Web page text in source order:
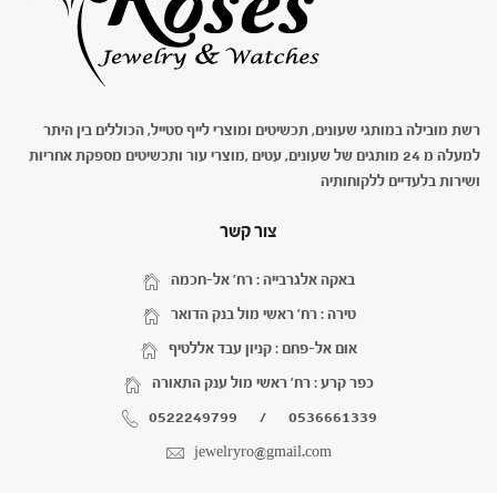
רשת מובילה במותגי שעונים, תכשיטים ומוצרי לייף סטייל, הכוללים בין היתר
למעלה מ 24 מותגים של שעונים, עטים ,מוצרי עור ותכשיטים מספקת אחריות
ושירות בלעדיים ללקוחותיה
צור קשר
באקה אלגרבייה : רח' אל-חכמה
טירה : רח' ראשי מול בנק הדואר
אום אל-פחם : קניון עבד אללטיף
כפר קרע : רח' ראשי מול ענק התאורה
0522249799 / 0536661339
jewelryro@gmail.com